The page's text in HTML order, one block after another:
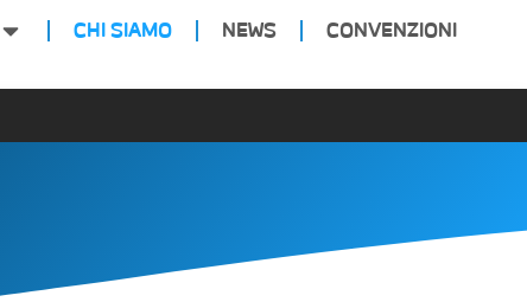
CHI SIAMO NEWS CONVENZIONI